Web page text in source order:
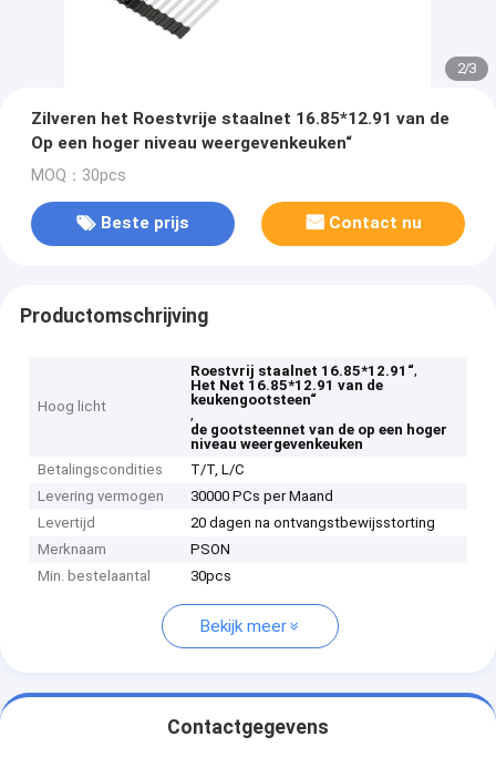
2/3
Zilveren het Roestvrije staalnet 16.85*12.91 van de
Op een hoger niveau weergevenkeuken“
MOQ：30pcs
Beste prijs Contact nu
Productomschrijving
Hoog licht
Roestvrij staalnet 16.85*12.91“,
Het Net 16.85*12.91 van de
keukengootsteen“
,
de gootsteennet van de op een hoger
niveau weergevenkeuken
Betalingscondities
T/T, L/C
Levering vermogen
30000 PCs per Maand
Levertijd
20 dagen na ontvangstbewijsstorting
Merknaam
PSON
Min. bestelaantal
30pcs
Bekijk meer
Contactgegevens